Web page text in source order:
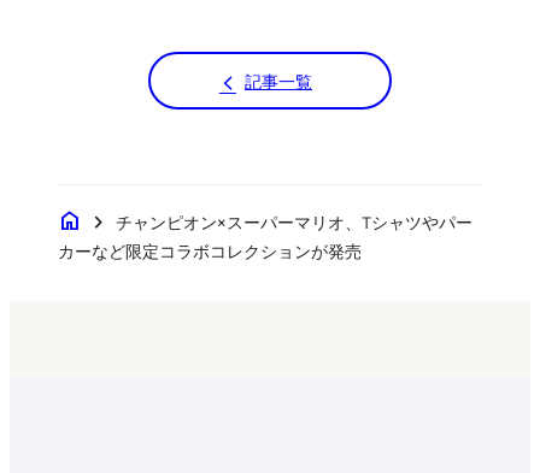
記事一覧
home chevron_right
チャンピオン×スーパーマリオ、Tシャツやパー
カーなど限定コラボコレクションが発売